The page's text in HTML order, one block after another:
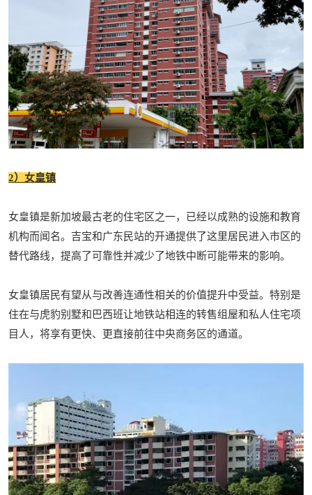
2）女皇镇
女皇镇是新加坡最古老的住宅区之一，已经以成熟的设施和教育
机构而闻名。吉宝和广东民站的开通提供了这里居民进入市区的
替代路线，提高了可靠性并减少了地铁中断可能带来的影响。
女皇镇居民有望从与改善连通性相关的价值提升中受益。特别是
住在与虎豹别墅和巴西班让地铁站相连的转售组屋和私人住宅项
目人，将享有更快、更直接前往中央商务区的通道。